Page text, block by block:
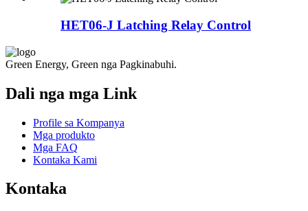
HET06-J Latching Relay Control
Green Energy, Green nga Pagkinabuhi.
Dali nga mga Link
Profile sa Kompanya
Mga produkto
Mga FAQ
Kontaka Kami
Kontaka